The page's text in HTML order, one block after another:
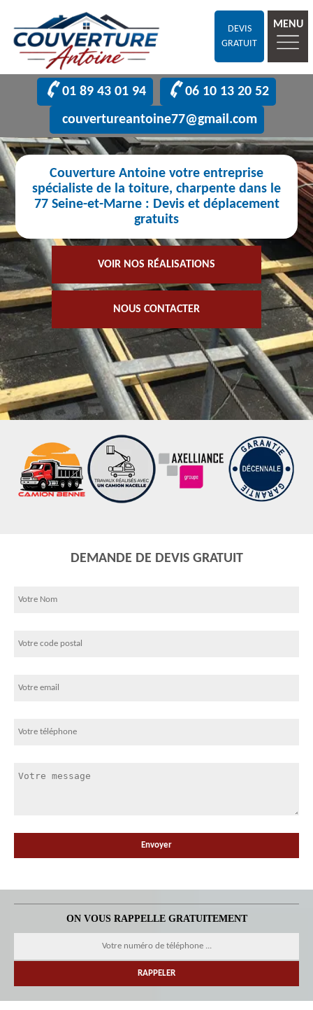
DEVIS
GRATUIT
MENU
01 89 43 01 94
06 10 13 20 52
couvertureantoine77@gmail.com
Couverture Antoine votre entreprise
spécialiste de la toiture, charpente dans le
77 Seine-et-Marne : Devis et déplacement
gratuits
VOIR NOS RÉALISATIONS
NOUS CONTACTER
DEMANDE DE DEVIS GRATUIT
ON VOUS RAPPELLE GRATUITEMENT